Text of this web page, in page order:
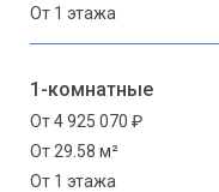
От 1 этажа
1-комнатные
От 4 925 070 ₽
От 29.58 м²
От 1 этажа